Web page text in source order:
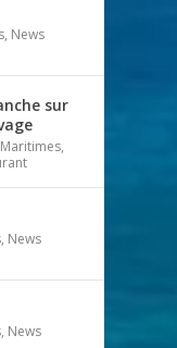
, News
sur
,
, News
, News